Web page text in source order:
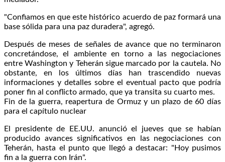
"Confiamos en que este histórico acuerdo de paz formará una
base sólida para una paz duradera", agregó.
Después de meses de señales de avance que no terminaron
concretándose, el ambiente en torno a las negociaciones
entre Washington y Teherán sigue marcado por la cautela. No
obstante, en los últimos días han trascendido nuevas
informaciones y detalles sobre el eventual pacto que podría
poner fin al conflicto armado, que ya transita su cuarto mes.
Fin de la guerra, reapertura de Ormuz y un plazo de 60 días
para el capítulo nuclear
El presidente de EE.UU. anunció el jueves que se habían
producido avances significativos en las negociaciones con
Teherán, hasta el punto que llegó a destacar: "Hoy pusimos
fin a la guerra con Irán".